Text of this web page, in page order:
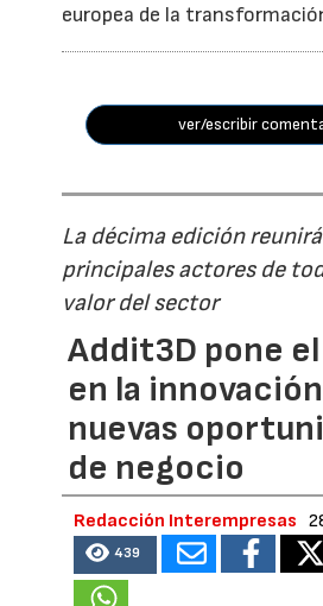
europea de la
ver/escribir
La décima edición
principales actores de
valor del sector
Addit3D pone
en la
nuevas
de negocio
Redacción Interempresas
439